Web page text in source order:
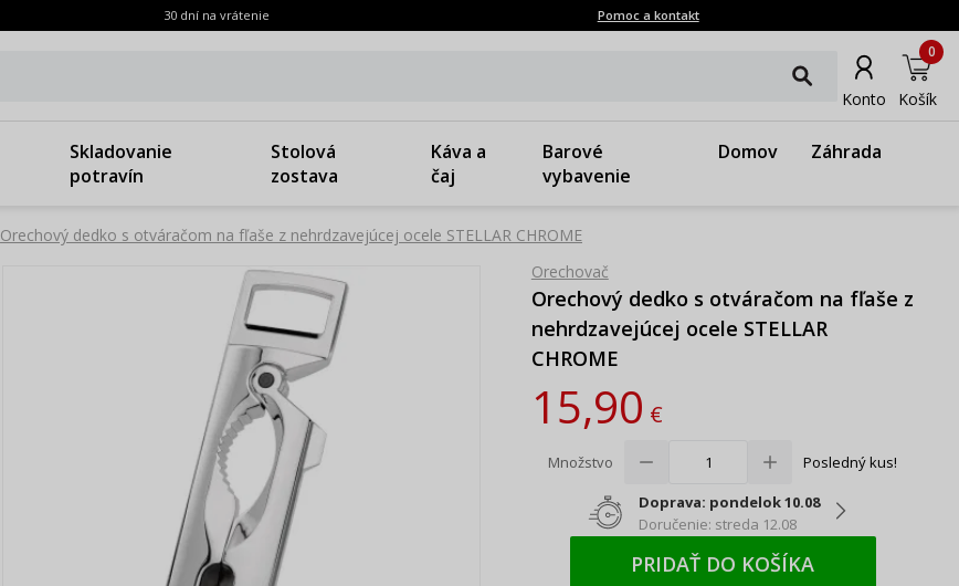
30 dní na vrátenie Pomoc a kontakt
Konto Košík
0
Skladovanie
potravín
Stolová
zostava
Káva a
čaj
Barové
vybavenie
Domov Záhrada
Orechový dedko s otváračom na fľaše z nehrdzavejúcej ocele STELLAR CHROME
Orechovač
Orechový dedko s otváračom na fľaše z
nehrdzavejúcej ocele STELLAR
CHROME
15,90€
Množstvo Posledný kus!
Doprava: pondelok 10.08
Doručenie: streda 12.08
PRIDAŤ DO KOŠÍKA